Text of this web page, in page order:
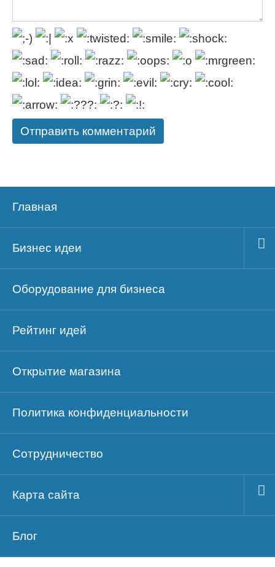
Главная
Бизнес идеи
Оборудование для бизнеса
Рейтинг идей
Открытие магазина
Политика конфиденциальности
Сотрудничество
Карта сайта
Блог